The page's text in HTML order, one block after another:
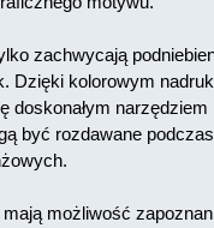
zachwycają
Dzięki kolorowym
doskonałym
być rozdawane
możliwość